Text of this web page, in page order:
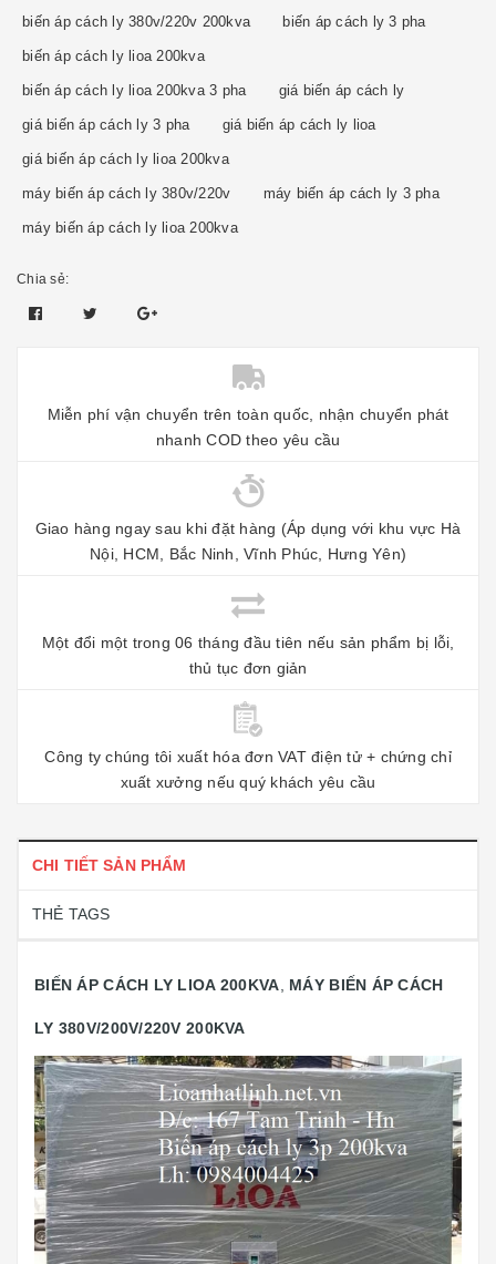
biến áp cách ly 380v/220v 200kva biến áp cách ly 3 pha
biến áp cách ly lioa 200kva
biến áp cách ly lioa 200kva 3 pha giá biến áp cách ly
giá biến áp cách ly 3 pha giá biến áp cách ly lioa
giá biến áp cách ly lioa 200kva
máy biến áp cách ly 380v/220v máy biến áp cách ly 3 pha
máy biến áp cách ly lioa 200kva
Chia sẻ:
Miễn phí vận chuyển trên toàn quốc, nhận chuyển phát
nhanh COD theo yêu cầu
Giao hàng ngay sau khi đặt hàng (Áp dụng với khu vực Hà
Nội, HCM, Bắc Ninh, Vĩnh Phúc, Hưng Yên)
Một đổi một trong 06 tháng đầu tiên nếu sản phẩm bị lỗi,
thủ tục đơn giản
Công ty chúng tôi xuất hóa đơn VAT điện tử + chứng chỉ
xuất xưởng nếu quý khách yêu cầu
CHI TIẾT SẢN PHẨM
THẺ TAGS
BIẾN ÁP CÁCH LY LIOA 200KVA MÁY BIẾN ÁP CÁCH
LY 380V/200V/220V 200KVA